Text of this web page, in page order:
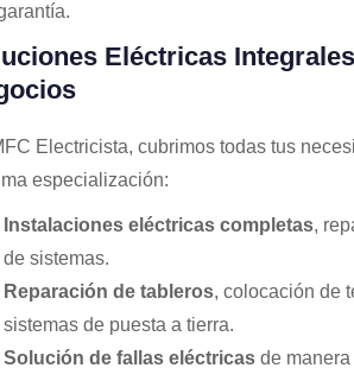
Eléctricas
Electricista, cubrimos todas tus
especialización:
Instalaciones eléctricas completas,
de sistemas.
Reparación de tableros, colocación de
sistemas de puesta a tierra.
Solución de fallas eléctricasde manera